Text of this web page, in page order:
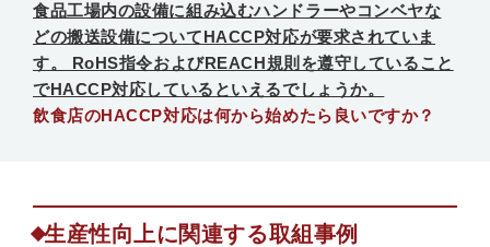
食品工場内の設備に組み込むハンドラーやコンベヤな
どの搬送設備についてHACCP対応が要求されていま
す。 RoHS指令およびREACH規則を遵守していること
でHACCP対応しているといえるでしょうか。
飲食店のHACCP対応は何から始めたら良いですか？
生産性向上に関連する取組事例